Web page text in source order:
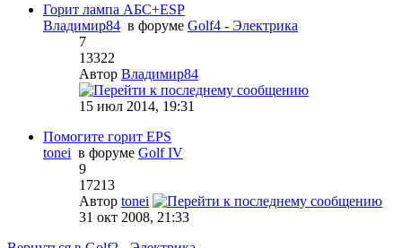
Горит лампа АБС+ESP
Владимир84 в форуме Golf4 - Электрика
7
13322
Автор Владимир84
15 июл 2014, 19:31
Помогите горит EPS
tonei в форуме Golf IV
9
17213
Автор tonei
31 окт 2008, 21:33